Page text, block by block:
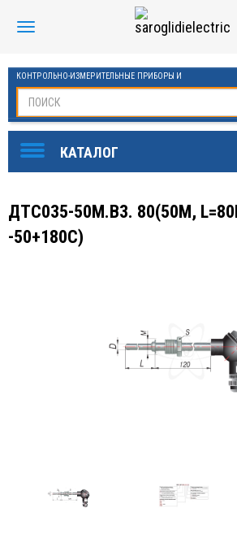
КОНТРОЛЬНО-ИЗМЕРИТЕЛЬНЫЕ ПРИБОРЫ И
ДТС035-50М.В3. 80(50М,
-50+180С)